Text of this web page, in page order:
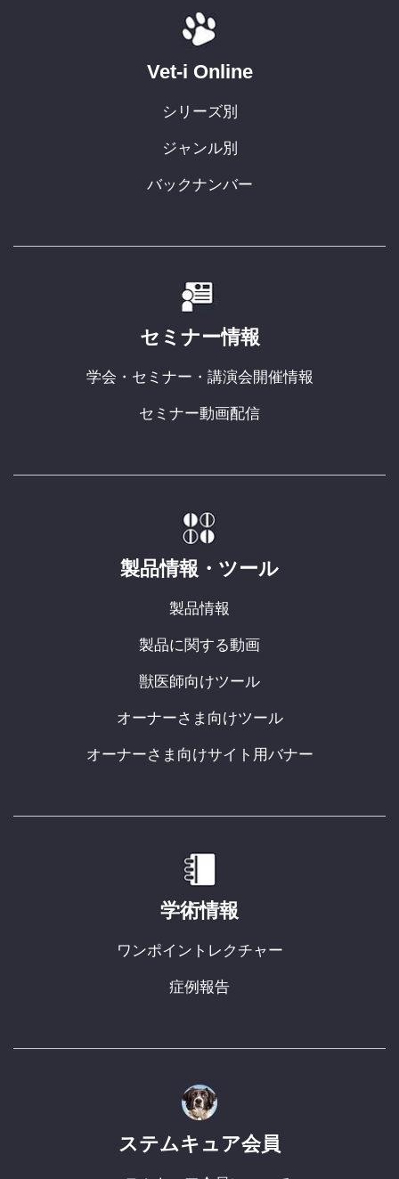
Vet-i Online
シリーズ別
ジャンル別
バックナンバー
セミナー情報
学会・セミナー・講演会開催情報
セミナー動画配信
製品情報・ツール
製品情報
製品に関する動画
獣医師向けツール
オーナーさま向けツール
オーナーさま向けサイト用バナー
学術情報
ワンポイントレクチャー
症例報告
ステムキュア会員